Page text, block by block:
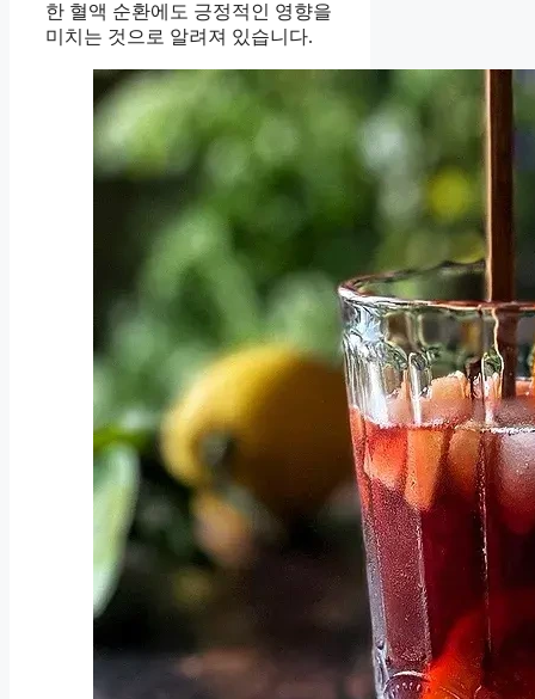
한 혈액 순환에도 긍정적인 영향을
미치는 것으로 알려져 있습니다.